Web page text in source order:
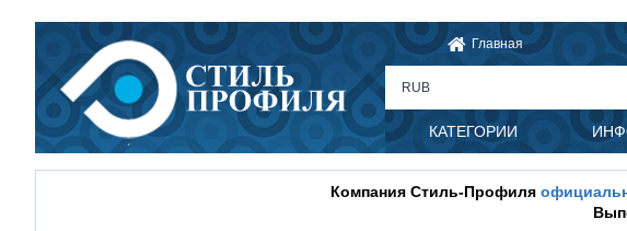
Главная
RUB
КАТЕГОРИИ
Компания Стиль-Профиля